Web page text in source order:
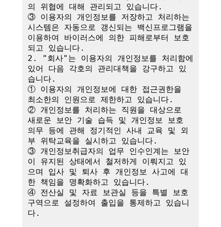
의 위협에 대해 관리되고 있습니다.
③ 이용자의 개인정보를 저장하고 처리하는
시스템은 자동으로 갱신되는 백신프로그램을
이용하여 바이러스에 의한 피해로부터 보호
되고 있습니다.
2. "회사"는 이용자의 개인정보를 처리함에
있어 다음 각호의 관리대책을 강구하고 있
습니다.
① 이용자의 개인정보에 대한 접근권한을
최소한의 인원으로 제한하고 있습니다.
② 개인정보를 처리하는 직원을 대상으로
새로운 보안 기술 습득 및 개인정보 보호
의무 등에 관해 정기적인 사내 교육 및 외
부 위탁교육을 실시하고 있습니다.
③ 개인정보취급자의 업무 인수인계는 보안
이 유지된 상태에서 철저하게 이뤄지고 있
으며 입사 및 퇴사 후 개인정보 사고에 대
한 책임을 명확화하고 있습니다.
④ 전산실 및 자료 보관실 등을 특별 보호
구역으로 설정하여 출입을 통제하고 있습니
다.